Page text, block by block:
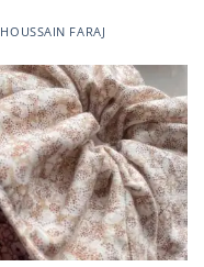
HOUSSAIN FARAJ